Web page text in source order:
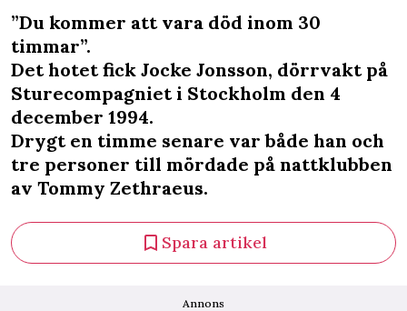
”Du kommer att vara död inom 30
timmar”.
Det hotet fick Jocke Jonsson, dörrvakt på
Sturecompagniet i Stockholm den 4
december 1994.
Drygt en timme senare var både han och
tre personer till mördade på nattklubben
av Tommy Zethraeus.
Spara artikel
Annons